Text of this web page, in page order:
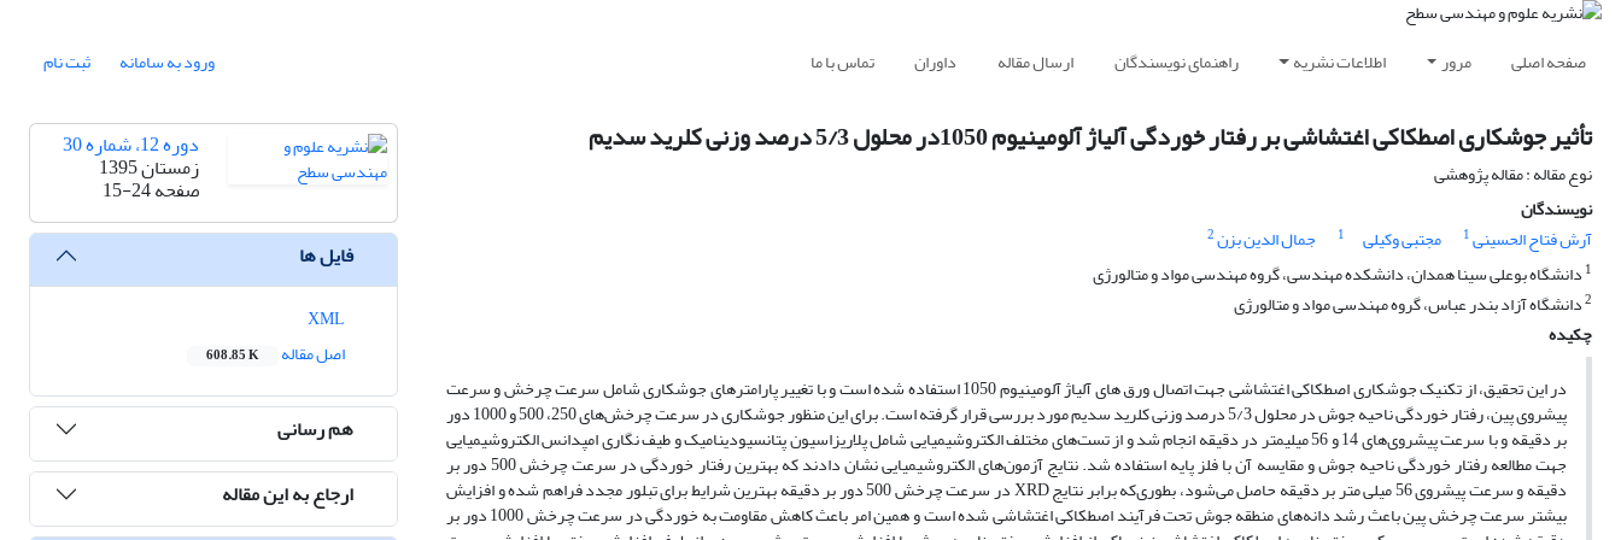
صفحه اصلی مرور اطلاعات نشریه راهنمای نویسندگان ارسال مقاله داوران تماس با ما ورود به سامانه ثبت نام
تأثیر جوشکاری اصطکاکی اغتشاشی بر رفتار خوردگی آلیاژ آلومینیوم 1050در محلول 5/3 درصد وزنی کلرید سدیم
نوع مقاله : مقاله پژوهشی
نویسندگان
آرش فتاح الحسینی1 مجتبی وکیلی 1 جمال الدین بزن2
1 دانشگاه بوعلی سینا همدان، دانشکده مهندسی، گروه مهندسی مواد و متالورژی
2دانشگاه آزاد بندر عباس، گروه مهندسی مواد و متالورژی
چکیده
در این تحقیق، از تکنیک جوشکاری اصطکاکی اغتشاشی جهت اتصال ورق های آلیاژ آلومینیوم 1050 استفاده شده است و با تغییر پارامترهای جوشکاری شامل سرعت چرخش و سرعت
پیشروی پین، رفتار خوردگی ناحیه جوش در محلول 5/3 درصد وزنی کلرید سدیم مورد بررسی قرار گرفته است. برای این منظور جوشکاری در سرعت چرخش‌های 250، 500 و 1000 دور
بر دقیقه و با سرعت پیشروی‌های 14 و 56 میلیمتر در دقیقه انجام شد و از تست‌های مختلف الکتروشیمیایی شامل پلاریزاسیون پتانسیودینامیک و طیف نگاری امپدانس الکتروشیمیایی
جهت مطالعه رفتار خوردگی ناحیه جوش و مقایسه آن با فلز پایه استفاده شد. نتایج آزمون‌های الکتروشیمیایی نشان دادند که بهترین رفتار خوردگی در سرعت چرخش 500 دور بر
دقیقه و سرعت پیشروی 56 میلی متر بر دقیقه حاصل می‌شود، بطوری‌که برابر نتایج XRD در سرعت چرخش 500 دور بر دقیقه بهترین شرایط برای تبلور مجدد فراهم شده و افزایش
بیشتر سرعت چرخش پین باعث رشد دانه‌های منطقه جوش تحت فرآیند اصطکاکی اغتشاشی شده است و همین امر باعث کاهش مقاومت به خوردگی در سرعت چرخش 1000 دور بر
دوره 12، شماره 30
زمستان 1395
صفحه15-24
فایل ها
اصل مقاله
608.85 K
هم رسانی
ارجاع به این مقاله